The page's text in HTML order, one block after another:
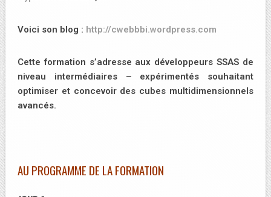
Voici son blog : http://cwebbbi.wordpress.com
Cette formation s’adresse aux développeurs SSAS de
niveau intermédiaires – expérimentés souhaitant
optimiser et concevoir des cubes multidimensionnels
avancés.
AU PROGRAMME DE LA FORMATION